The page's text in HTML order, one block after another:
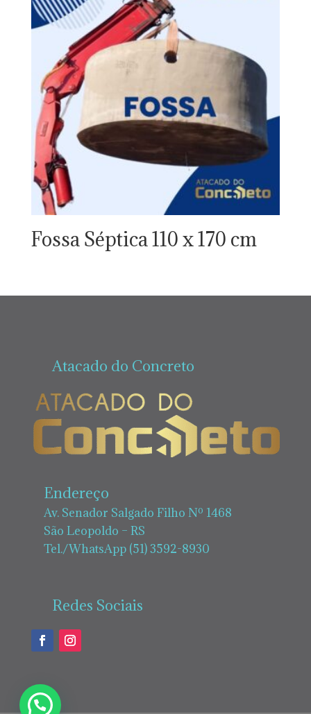
Fossa Séptica 110 x 170 cm
Atacado do Concreto
Endereço
Av. Senador Salgado Filho Nº 1468
São Leopoldo – RS
Tel./WhatsApp (51) 3592-8930
Redes Sociais